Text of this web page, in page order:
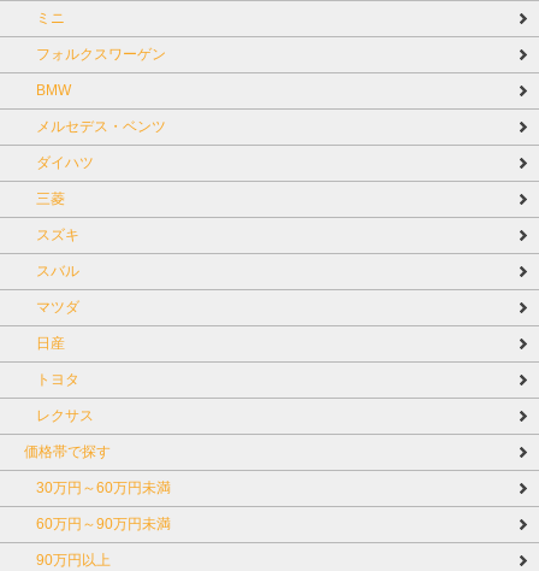
ミニ
フォルクスワーゲン
BMW
メルセデス・ベンツ
ダイハツ
三菱
スズキ
スバル
マツダ
日産
トヨタ
レクサス
価格帯で探す
30万円～60万円未満
60万円～90万円未満
90万円以上